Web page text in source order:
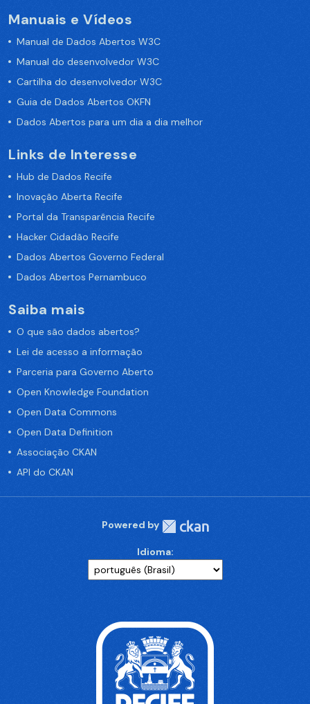
Manuais e Vídeos
Manual de Dados Abertos W3C
Manual do desenvolvedor W3C
Cartilha do desenvolvedor W3C
Guia de Dados Abertos OKFN
Dados Abertos para um dia a dia melhor
Links de Interesse
Hub de Dados Recife
Inovação Aberta Recife
Portal da Transparência Recife
Hacker Cidadão Recife
Dados Abertos Governo Federal
Dados Abertos Pernambuco
Saiba mais
O que são dados abertos?
Lei de acesso a informação
Parceria para Governo Aberto
Open Knowledge Foundation
Open Data Commons
Open Data Definition
Associação CKAN
API do CKAN
Powered by
Idioma